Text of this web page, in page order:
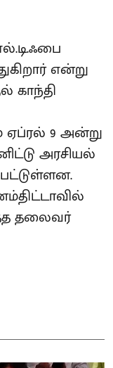
என்று
காந்தி
ஏப்ரல் 9 அன்று
அரசியல்
தலைவர்